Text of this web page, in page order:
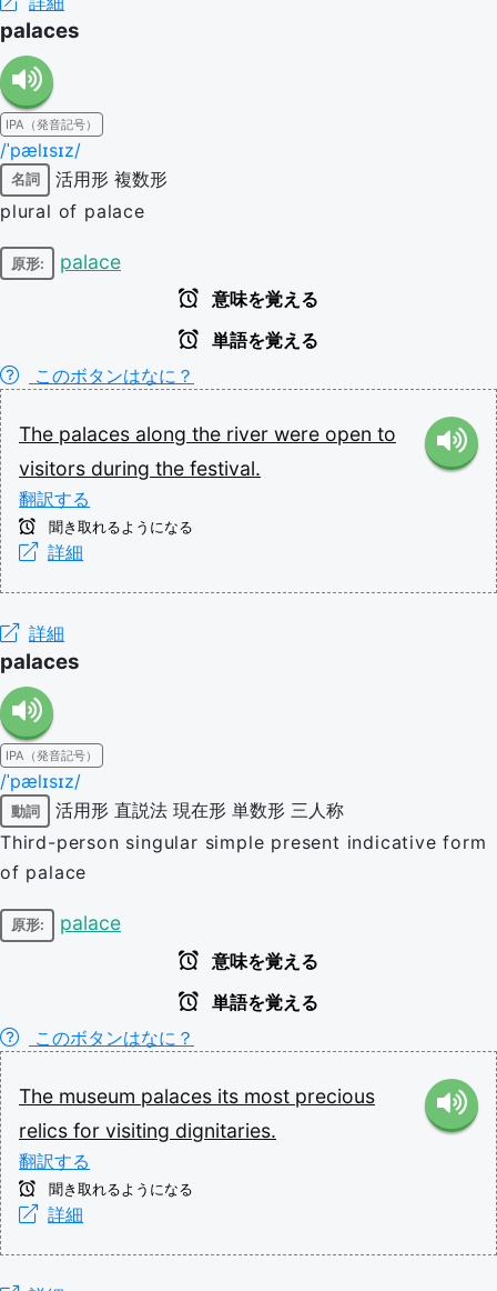
palaces
IPA（発音記号）
/ˈpælɪsɪz/
名詞 活用形 複数形
plural of palace
原形: palace
意味を覚える
単語を覚える
このボタンはなに？
The palaces along the river were open to
visitors during the festival.
翻訳する
聞き取れるようになる
詳細
詳細
palaces
IPA（発音記号）
/ˈpælɪsɪz/
動詞 活用形 直説法 現在形 単数形 三人称
Third-person singular simple present indicative form
of palace
原形: palace
意味を覚える
単語を覚える
このボタンはなに？
The museum palaces its most precious
relics for visiting dignitaries.
翻訳する
聞き取れるようになる
詳細